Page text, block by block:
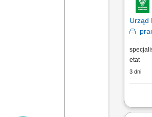
Urząd
etat
3 dni
Do